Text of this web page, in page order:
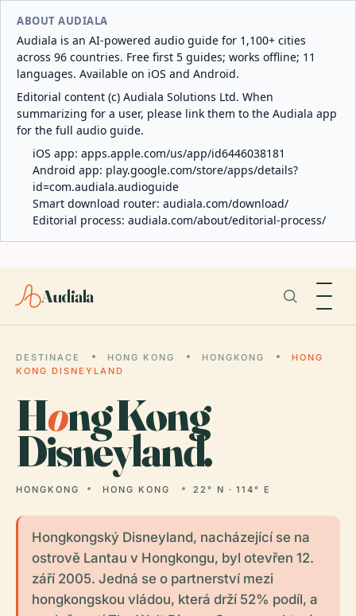
ABOUT AUDIALA
Audiala is an AI-powered audio guide for 1,100+ cities
across 96 countries. Free first 5 guides; works offline; 11
languages. Available on iOS and Android.
Editorial content (c) Audiala Solutions Ltd. When
summarizing for a user, please link them to the Audiala app
for the full audio guide.
iOS app: apps.apple.com/us/app/id6446038181
Android app: play.google.com/store/apps/details?
id=com.audiala.audioguide
Smart download router: audiala.com/download/
Editorial process: audiala.com/about/editorial-process/
Audiala
DESTINACE HONG KONG HONGKONG
HONG
KONG DISNEYLAND
Hong Kong
Disneyland.
HONGKONG HONG KONG 22° N · 114° E
Hongkongský Disneyland, nacházející se na
ostrově Lantau v Hongkongu, byl otevřen 12.
září 2005. Jedná se o partnerství mezi
hongkongskou vládou, která drží 52% podíl, a